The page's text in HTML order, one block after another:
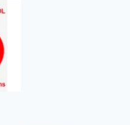
options
être
choisies
sur